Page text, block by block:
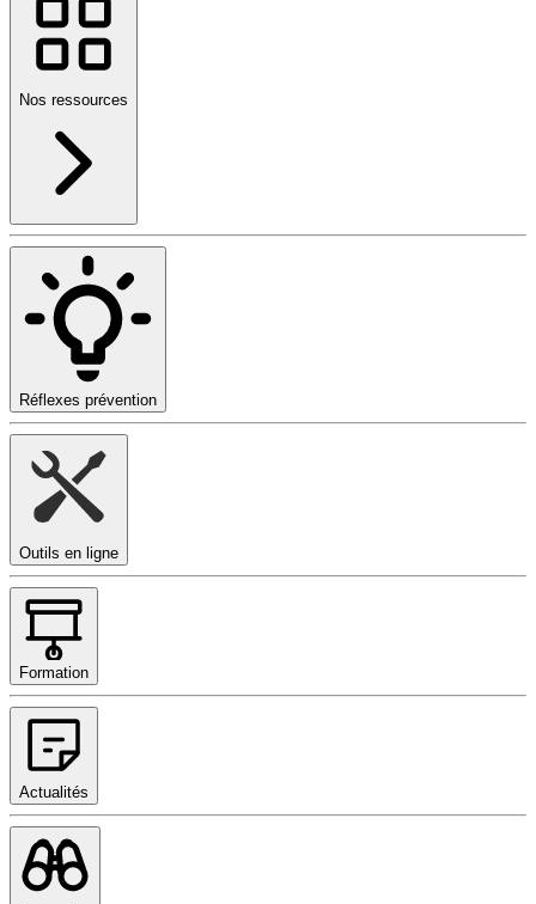
Nos ressources
Réflexes prévention
Outils en ligne
Formation
Actualités